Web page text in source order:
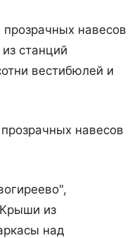
навесов
станций
вестибюлей и
навесов
из
над